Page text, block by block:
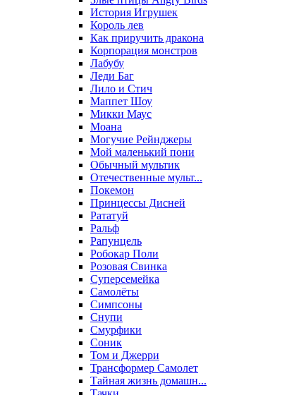
История Игрушек
Король лев
Как приручить дракона
Корпорация монстров
Лабубу
Леди Баг
Лило и Стич
Маппет Шоу
Микки Маус
Моана
Могучие Рейнджеры
Мой маленький пони
Обычный мультик
Отечественные мульт...
Покемон
Принцессы Дисней
Рататуй
Ральф
Рапунцель
Робокар Поли
Розовая Свинка
Суперсемейка
Самолёты
Симпсоны
Снупи
Смурфики
Соник
Том и Джерри
Трансформер Самолет
Тайная жизнь домашн...